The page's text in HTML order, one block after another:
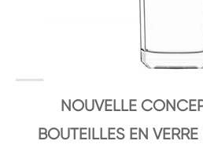
NOUVELLE
BOUTEILLES EN